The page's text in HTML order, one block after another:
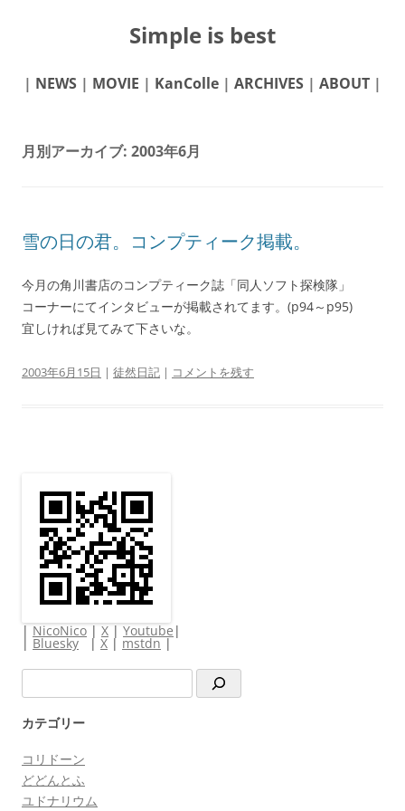
Simple is best
| NEWS | MOVIE | KanColle | ARCHIVES | ABOUT |
月別アーカイブ: 2003年6月
雪の日の君。コンプティーク掲載。
今月の角川書店のコンプティーク誌「同人ソフト探検隊」
コーナーにてインタビューが掲載されてます。(p94～p95)
宜しければ見てみて下さいな。
2003年6月15日 | 徒然日記 | コメントを残す
| NicoNico | X | Youtube |
Bluesky| X| mstdn|
索
カテゴリー
コリドーン
どどんとふ
ユドナリウム